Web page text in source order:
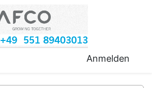
+49 551 89403013
Anmelden